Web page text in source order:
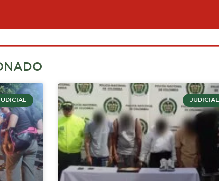
JUDICIAL